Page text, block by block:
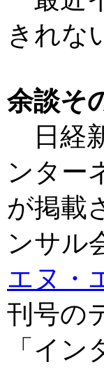
きれな
余談そ
日経
ンター
が掲載
ンサル
エヌ・
刊号の
「イ